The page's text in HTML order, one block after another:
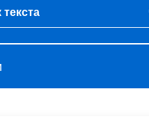
sito live